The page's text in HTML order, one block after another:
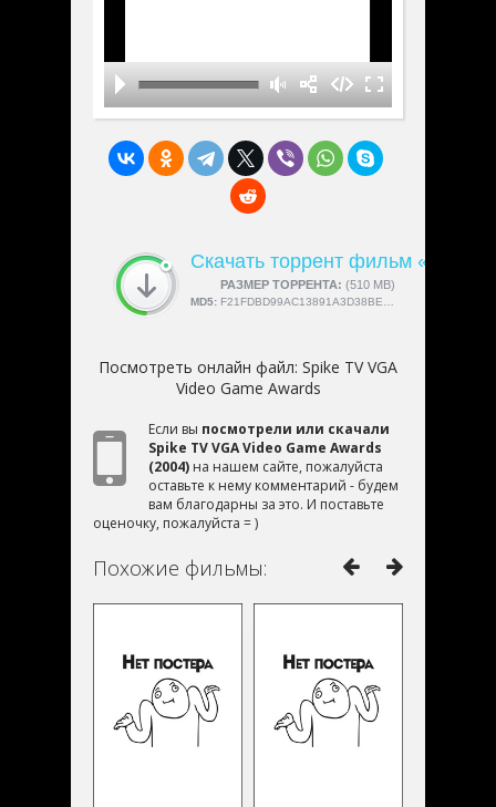
Скачать торрент фильм «Spike
РАЗМЕР ТОРРЕНТА: (510 MB)
СКАЧАЛИ:4189
MD5: F21FDBD99AC13891A3D38BEFA5182EDD
Посмотреть онлайн файл: Spike TV VGA
Video Game Awards
Если вы посмотрели или скачали
Spike TV VGA Video Game Awards
(2004) на нашем сайте, пожалуйста
оставьте к нему комментарий - будем
вам благодарны за это. И поставьте
оценочку, пожалуйста = )
Похожие фильмы: